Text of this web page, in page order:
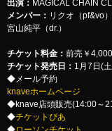
出演： MAGICAL CHAIN
メンバー： リクオ（pf&vo
宮山純平（dr.）
チケット料金： 前売￥
チケット発売日： 1月7日(
◆メール予約
knaveホームページ
◆knave店頭販売(14:00～
◆チケットぴあ